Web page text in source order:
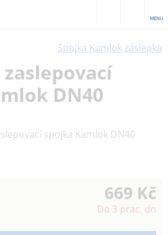
MENU
Spojka Kamlok záslepka
DN40
669 Kč
Do 3 prac. dn